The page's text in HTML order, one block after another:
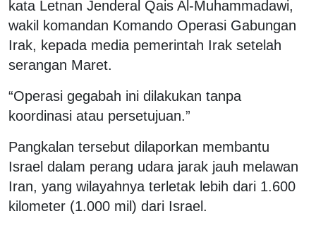
kata Letnan Jenderal Qais Al-Muhammadawi,
wakil komandan Komando Operasi Gabungan
Irak, kepada media pemerintah Irak setelah
serangan Maret.
“Operasi gegabah ini dilakukan tanpa
koordinasi atau persetujuan.”
Pangkalan tersebut dilaporkan membantu
Israel dalam perang udara jarak jauh melawan
Iran, yang wilayahnya terletak lebih dari 1.600
kilometer (1.000 mil) dari Israel.